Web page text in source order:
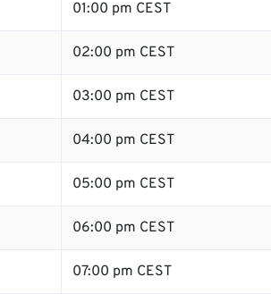
01:00 pm CEST
02:00 pm CEST
03:00 pm CEST
04:00 pm CEST
05:00 pm CEST
06:00 pm CEST
07:00 pm CEST